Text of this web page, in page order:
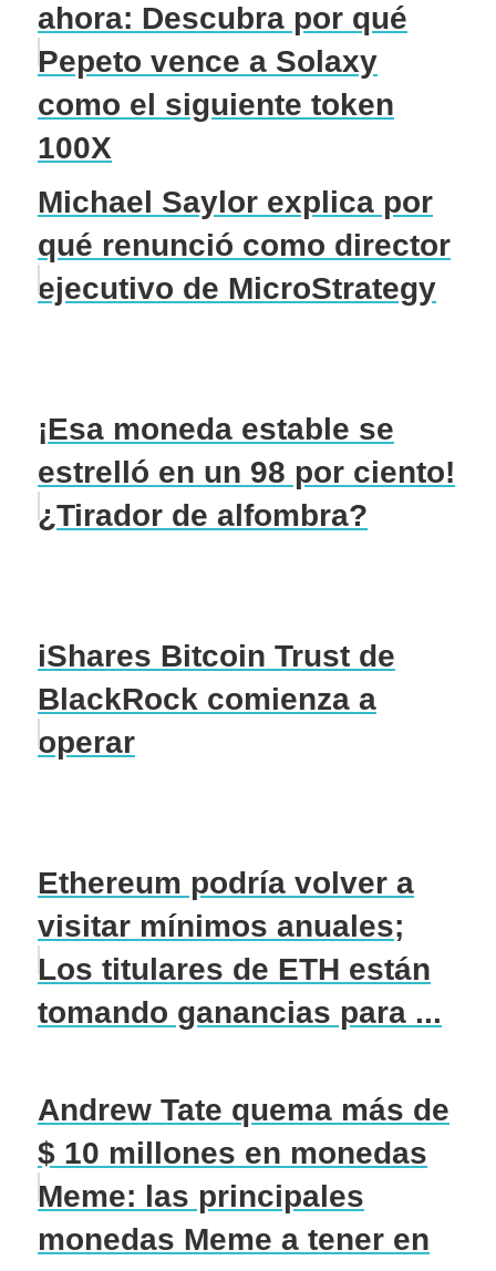
ahora: Descubra por qué
Pepeto vence a Solaxy
como el siguiente token
100X
Michael Saylor explica por
qué renunció como director
ejecutivo de MicroStrategy
¡Esa moneda estable se
estrelló en un 98 por ciento!
¿Tirador de alfombra?
iShares Bitcoin Trust de
BlackRock comienza a
operar
Ethereum podría volver a
visitar mínimos anuales;
Los titulares de ETH están
tomando ganancias para ...
Andrew Tate quema más de
$ 10 millones en monedas
Meme: las principales
monedas Meme a tener en